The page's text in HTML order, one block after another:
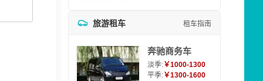
旅游租车 租车指南
奔驰商务车
淡季:￥1000-1300
平季:￥1300-1600